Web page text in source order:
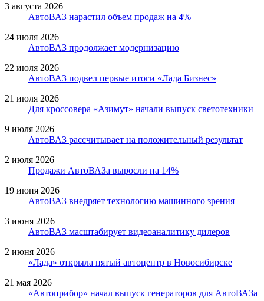
3 августа 2026
АвтоВАЗ нарастил объем продаж на 4%
24 июля 2026
АвтоВАЗ продолжает модернизацию
22 июля 2026
АвтоВАЗ подвел первые итоги «Лада Бизнес»
21 июля 2026
Для кроссовера «Азимут» начали выпуск светотехники
9 июля 2026
АвтоВАЗ рассчитывает на положительный результат
2 июля 2026
Продажи АвтоВАЗа выросли на 14%
19 июня 2026
АвтоВАЗ внедряет технологию машинного зрения
3 июня 2026
АвтоВАЗ масштабирует видеоаналитику дилеров
2 июня 2026
«Лада» открыла пятый автоцентр в Новосибирске
21 мая 2026
«Автоприбор» начал выпуск генераторов для АвтоВАЗа